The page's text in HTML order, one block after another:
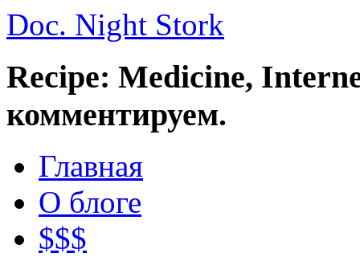
Doc. Night Stork
Recipe: Medicine,
комментируем.
Главная
О блоге
$$$